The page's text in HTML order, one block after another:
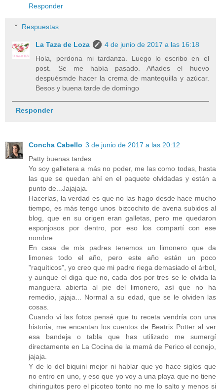
Responder
Respuestas
La Taza de Loza
4 de junio de 2017 a las 16:18
Hola, perdona mi tardanza. Luego lo escribo en el
post. Se me había pasado. Añades el huevo
despuésmde hacer la crema de mantequilla y azúcar.
Besos y buena tarde de domingo
Responder
Concha Cabello 3 de junio de 2017 a las 20:12
Patty buenas tardes
Yo soy galletera a más no poder, me las como todas, hasta
las que se quedan ahí en el paquete olvidadas y están a
punto de...Jajajaja.
Hacerlas, la verdad es que no las hago desde hace mucho
tiempo, es más tengo unos bizcochito de avena subidos al
blog, que en su origen eran galletas, pero me quedaron
esponjosos por dentro, por eso los compartí con ese
nombre.
En casa de mis padres tenemos un limonero que da
limones todo el año, pero este año están un poco
"raquíticos", yo creo que mi padre riega demasiado el árbol,
y aunque el diga que no, cada dos por tres se le olvida la
manguera abierta al pie del limonero, así que no ha
remedio, jajaja... Normal a su edad, que se le olviden las
cosas.
Cuando vi las fotos pensé que tu receta vendría con una
historia, me encantan los cuentos de Beatrix Potter al ver
esa bandeja o tabla que has utilizado me sumergí
directamente en La Cocina de la mamá de Perico el conejo,
jajaja.
Y de lo del biquini mejor ni hablar que yo hace siglos que
no entro en uno, y eso que yo voy a una playa que no tiene
chiringuitos pero el picoteo tonto no me lo salto y menos si